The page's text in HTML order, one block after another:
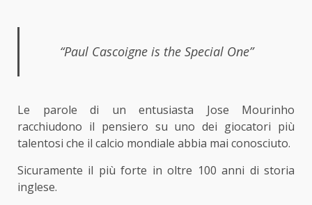
“Paul Cascoigne is the Special One”
Le parole di un entusiasta Jose Mourinho
racchiudono il pensiero su uno dei giocatori più
talentosi che il calcio mondiale abbia mai conosciuto.
Sicuramente il più forte in oltre 100 anni di storia
inglese.